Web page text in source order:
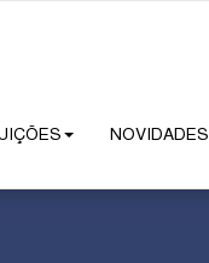
NOVIDADES